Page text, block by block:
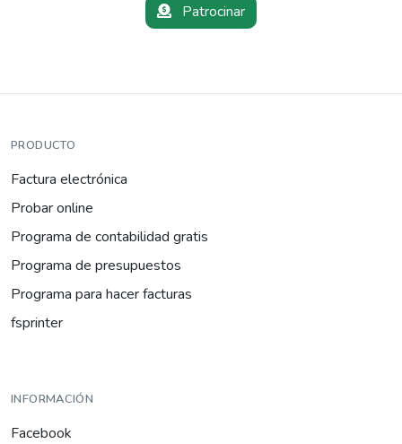
Patrocinar
PRODUCTO
Factura electrónica
Probar online
Programa de contabilidad gratis
Programa de presupuestos
Programa para hacer facturas
fsprinter
INFORMACIÓN
Facebook